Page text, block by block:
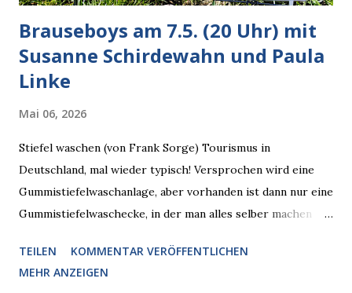
Brauseboys am 7.5. (20 Uhr) mit
Susanne Schirdewahn und Paula
Linke
Mai 06, 2026
Stiefel waschen (von Frank Sorge) Tourismus in
Deutschland, mal wieder typisch! Versprochen wird eine
Gummistiefelwaschanlage, aber vorhanden ist dann nur eine
Gummistiefelwaschecke, in der man alles selber machen
Susanne Schirdewahn und Paula Linke Haus der Sinne
(Ystader Str. 10) Es war ein schöner Ausflug in den
TEILEN
KOMMENTAR VERÖFFENTLICHEN
MEHR ANZEIGEN